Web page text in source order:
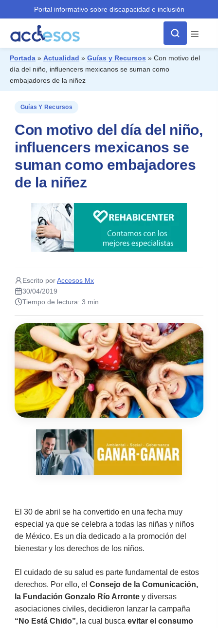
Portal informativo sobre discapacidad e inclusión
Menú
¿Qué buscas?
Portada » Actualidad » Guías y Recursos » Con motivo del
día del niño, influencers mexicanos se suman como
embajadores de la niñez
Guías Y Recursos
Con motivo del día del niño,
influencers mexicanos se
suman como embajadores
de la niñez
Escrito porAccesos Mx
30/04/2019
Tiempo de lectura: 3 min
El 30 de abril se ha convertido en una fecha muy
especial ya que se celebra a todas las niñas y niños
de México. Es un día dedicado a la promoción del
bienestar y los derechos de los niños.
El cuidado de su salud es parte fundamental de estos
derechos. Por ello, el Consejo de la Comunicación,
la Fundación Gonzalo Río Arronte y diversas
asociaciones civiles, decidieron lanzar la campaña
“No Está Chido”, la cual busca evitar el consumo